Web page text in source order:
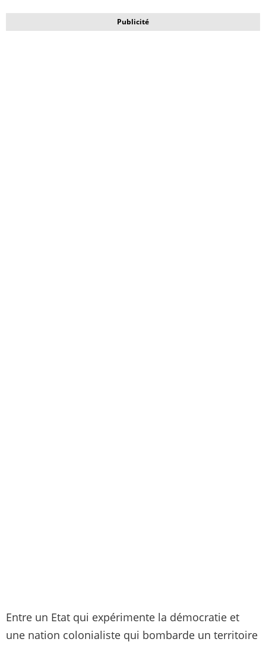
Publicité
Entre un Etat qui expérimente la démocratie et
une nation colonialiste qui bombarde un territoire